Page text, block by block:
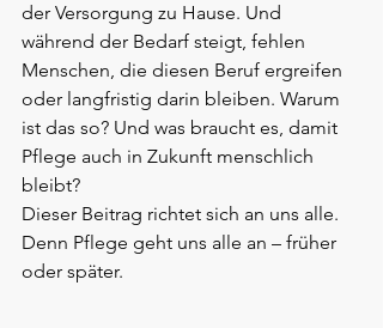
der Versorgung zu Hause. Und
während der Bedarf steigt, fehlen
Menschen, die diesen Beruf ergreifen
oder langfristig darin bleiben. Warum
ist das so? Und was braucht es, damit
Pflege auch in Zukunft menschlich
bleibt?
Dieser Beitrag richtet sich an uns alle.
Denn Pflege geht uns alle an – früher
oder später.